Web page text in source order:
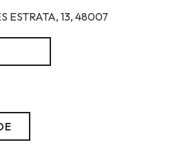
ESTRATA, 13, 48007